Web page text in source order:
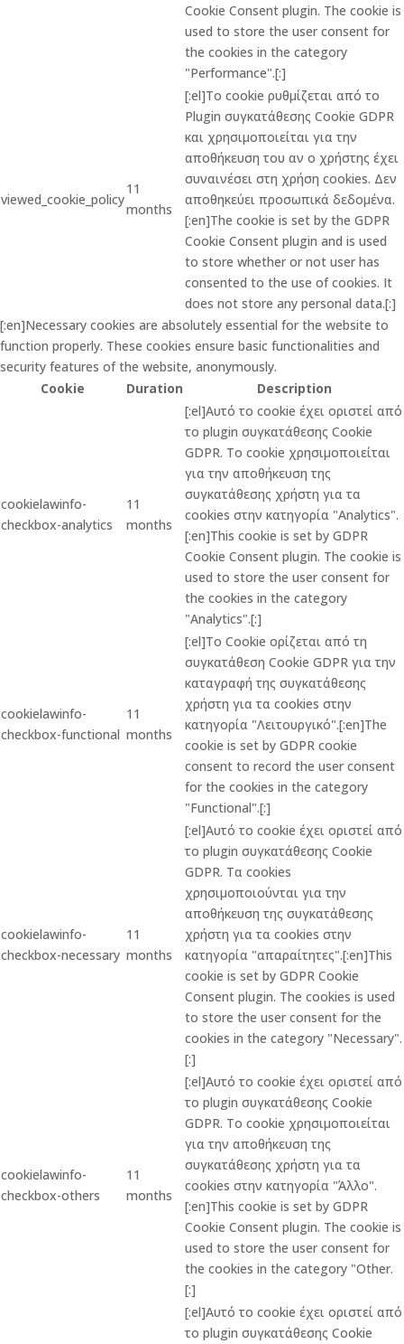
Cookie Consent plugin. The cookie is
used to store the user consent for
the cookies in the category
"Performance".[:]
viewed_cookie_policy
11
months
[:el]Το cookie ρυθμίζεται από το
Plugin συγκατάθεσης Cookie GDPR
και χρησιμοποιείται για την
αποθήκευση του αν ο χρήστης έχει
συναινέσει στη χρήση cookies. Δεν
αποθηκεύει προσωπικά δεδομένα.
[:en]The cookie is set by the GDPR
Cookie Consent plugin and is used
to store whether or not user has
consented to the use of cookies. It
does not store any personal data.[:]
[:en]Necessary cookies are absolutely essential for the website to
function properly. These cookies ensure basic functionalities and
security features of the website, anonymously.
Cookie
Duration Description
cookielawinfo-
checkbox-analytics
11
months
[:el]Αυτό το cookie έχει οριστεί από
το plugin συγκατάθεσης Cookie
GDPR. Το cookie χρησιμοποιείται
για την αποθήκευση της
συγκατάθεσης χρήστη για τα
cookies στην κατηγορία "Analytics".
[:en]This cookie is set by GDPR
Cookie Consent plugin. The cookie is
used to store the user consent for
the cookies in the category
"Analytics".[:]
cookielawinfo-
checkbox-functional
11
months
[:el]Το Cookie ορίζεται από τη
συγκατάθεση Cookie GDPR για την
καταγραφή της συγκατάθεσης
χρήστη για τα cookies στην
κατηγορία "Λειτουργικό".[:en]The
cookie is set by GDPR cookie
consent to record the user consent
for the cookies in the category
"Functional".[:]
cookielawinfo-
checkbox-necessary
11
months
[:el]Αυτό το cookie έχει οριστεί από
το plugin συγκατάθεσης Cookie
GDPR. Τα cookies
χρησιμοποιούνται για την
αποθήκευση της συγκατάθεσης
χρήστη για τα cookies στην
κατηγορία "απαραίτητες".[:en]This
cookie is set by GDPR Cookie
Consent plugin. The cookies is used
to store the user consent for the
cookies in the category "Necessary".
[:]
cookielawinfo-
checkbox-others
11
months
[:el]Αυτό το cookie έχει οριστεί από
το plugin συγκατάθεσης Cookie
GDPR. Το cookie χρησιμοποιείται
για την αποθήκευση της
συγκατάθεσης χρήστη για τα
cookies στην κατηγορία "Άλλο".
[:en]This cookie is set by GDPR
Cookie Consent plugin. The cookie is
used to store the user consent for
the cookies in the category "Other.
[:]
[:el]Αυτό το cookie έχει οριστεί από
το plugin συγκατάθεσης Cookie